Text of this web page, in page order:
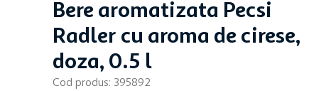
Bere aromatizata Pecsi
Radler cu aroma de cirese,
doza, 0.5 l
Cod produs: 395892